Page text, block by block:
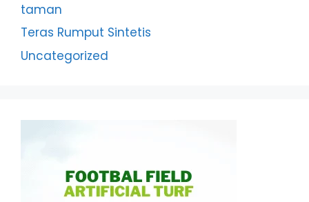
taman
Teras Rumput Sintetis
Uncategorized